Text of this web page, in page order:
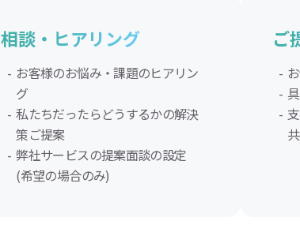
相談・ヒアリング
お客様のお悩み・課題のヒアリン
グ
私たちだったらどうするかの解決
策ご提案
弊社サービスの提案面談の設定
(希望の場合のみ)
ご